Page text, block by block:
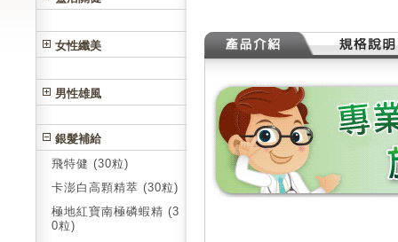
女性纖美
男性雄風
銀髮補給
飛特健 (30粒)
卡澎白高顆精萃 (30粒)
極地紅寶南極磷蝦精 (3
0粒)